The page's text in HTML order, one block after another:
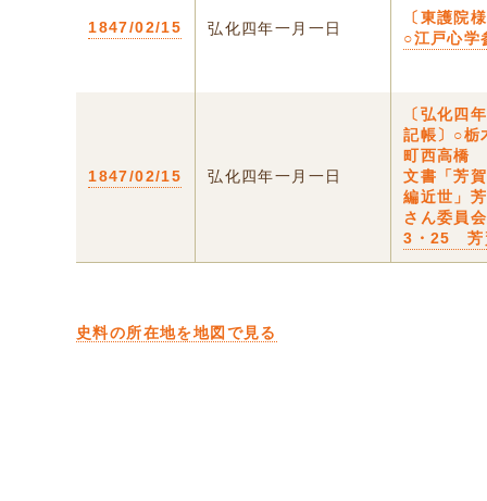
1847/02/15 弘化四年一月一日
〔東護院
○江戸心学
1847/02/15 弘化四年一月一日
〔弘化四
記帳〕○栃
町西高橋
文書「芳
編近世」
さん委員
3・25 芳
史料の所在地を地図で見る